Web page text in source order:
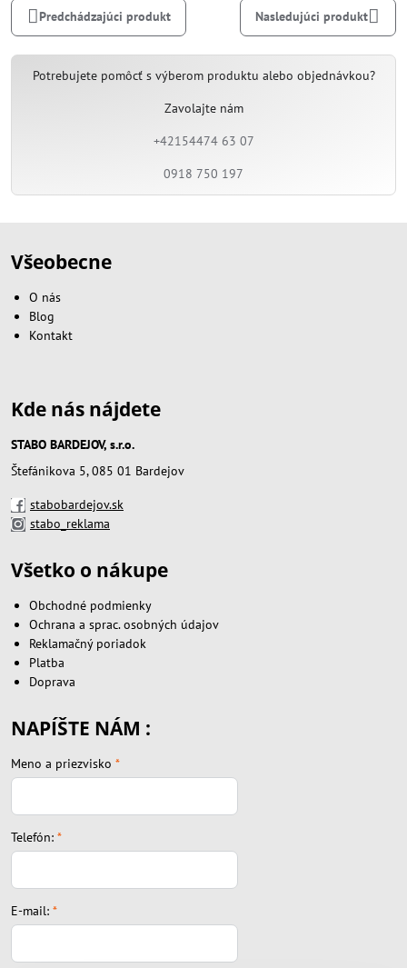
Predchádzajúci produkt Nasledujúci produkt
Potrebujete pomôcť s výberom produktu alebo objednávkou?
Zavolajte nám
+42154474 63 07
0918 750 197
Všeobecne
O nás
Blog
Kontakt
Kde nás nájdete
STABO BARDEJOV, s.r.o.
Štefánikova 5, 085 01 Bardejov
stabobardejov.sk
stabo_reklama
Všetko o nákupe
Obchodné podmienky
Ochrana a sprac. osobných údajov
Reklamačný poriadok
Platba
Doprava
NAPÍŠTE NÁM :
Meno a priezvisko *
Telefón: *
E-mail: *